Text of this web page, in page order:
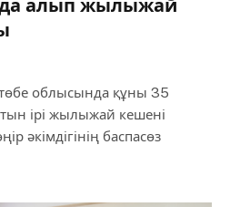
алып жылыжай
облысында құны 35
ірі жылыжай кешені
әкімдігінің баспасөз